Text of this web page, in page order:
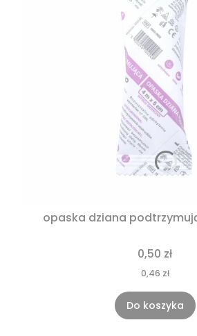
opaska dziana
0,50 zł
0,46 zł
Do koszyka